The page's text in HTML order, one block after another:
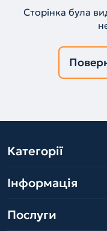
Сторінка була
Категорії
Інформація
Послуги